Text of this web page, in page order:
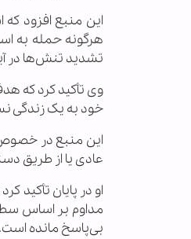
این منبع افزود
هرگونه حمله به
تشدید تنش‌ها در
وی تأکید کرد که
خود به یک زندگی
این منبع در خصوص
عادی یا از طریق
او در پایان تأکید
مداوم بر اساس
بی‌پاسخ مانده است.